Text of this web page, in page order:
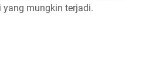
mungkin terjadi.